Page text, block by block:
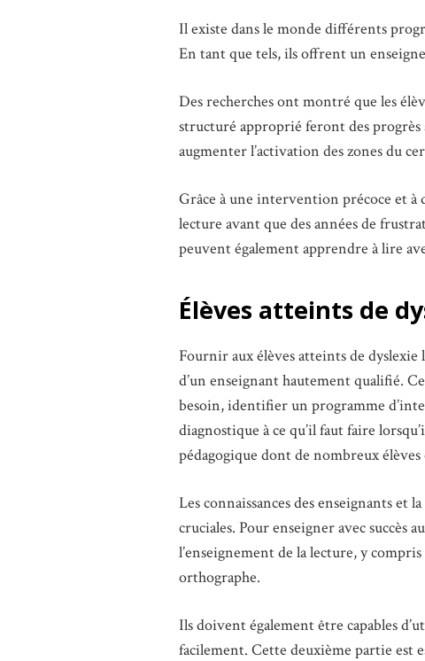
Il existe dans le monde différents
En tant que tels, ils offrent un
Des recherches ont montré que les
structuré approprié feront des
augmenter l’activation des zones du
Grâce à une intervention précoce et à
lecture avant que des années de
peuvent également apprendre à lire
Élèves atteints de
Fournir aux élèves atteints de dyslexie
d’un enseignant hautement qualifié.
besoin, identifier un programme
diagnostique à ce qu’il faut faire
pédagogique dont de nombreux
Les connaissances des enseignants et
cruciales. Pour enseigner avec succès
l’enseignement de la lecture, y
orthographe.
Ils doivent également être capables
facilement. Cette deuxième partie est